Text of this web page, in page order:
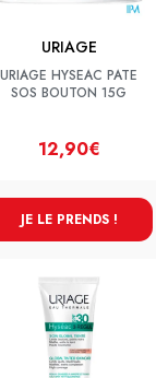
URIAGE
URIAGE HYSEAC PATE
SOS BOUTON 15G
12,90€
JE LE PRENDS !